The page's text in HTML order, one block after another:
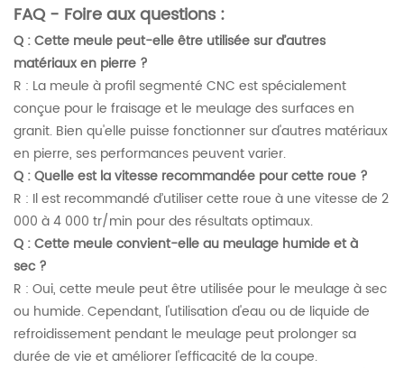
FAQ - Foire aux questions :
Q : Cette meule peut-elle être utilisée sur d’autres
matériaux en pierre ?
R : La meule à profil segmenté CNC est spécialement
conçue pour le fraisage et le meulage des surfaces en
granit. Bien qu'elle puisse fonctionner sur d'autres matériaux
en pierre, ses performances peuvent varier.
Q : Quelle est la vitesse recommandée pour cette roue ?
R : Il est recommandé d’utiliser cette roue à une vitesse de 2
000 à 4 000 tr/min pour des résultats optimaux.
Q : Cette meule convient-elle au meulage humide et à
sec ?
R : Oui, cette meule peut être utilisée pour le meulage à sec
ou humide. Cependant, l'utilisation d'eau ou de liquide de
refroidissement pendant le meulage peut prolonger sa
durée de vie et améliorer l'efficacité de la coupe.